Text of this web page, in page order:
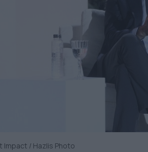
Impact / Hazlis Photo